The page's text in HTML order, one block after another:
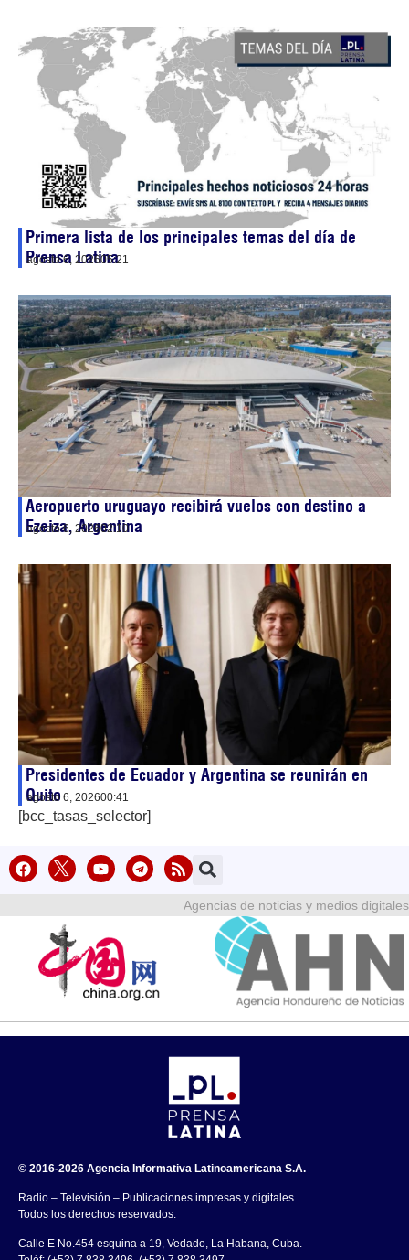
Primera lista de los principales temas del día de
Prensa Latina
agosto 6, 202605:21
Aeropuerto uruguayo recibirá vuelos con destino a
Ezeiza, Argentina
agosto 6, 202602:10
Presidentes de Ecuador y Argentina se reunirán en
Quito
agosto 6, 202600:41
[bcc_tasas_selector]
Agencias de noticias y medios digitales
© 2016-2026 Agencia Informativa Latinoamericana S.A.
Radio – Televisión – Publicaciones impresas y digitales.
Todos los derechos reservados.
Calle E No.454 esquina a 19, Vedado, La Habana, Cuba.